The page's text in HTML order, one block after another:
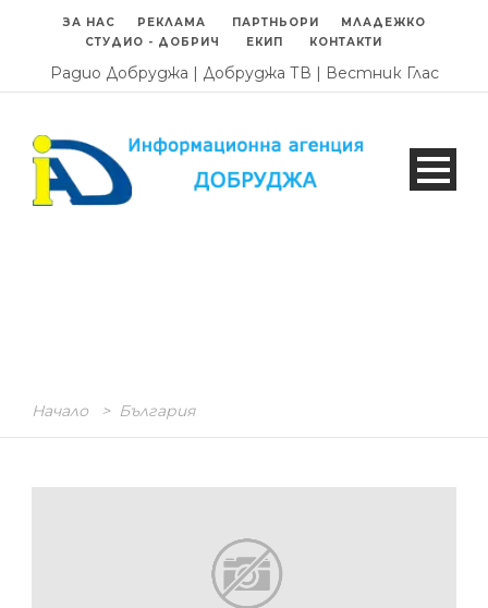
ЗА НАС РЕКЛАМА ПАРТНЬОРИ
МЛАДЕЖКО
СТУДИО - ДОБРИЧ
ЕКИП КОНТАКТИ
Радио Добруджа | Добруджа ТВ | Вестник Глас
Начало > България